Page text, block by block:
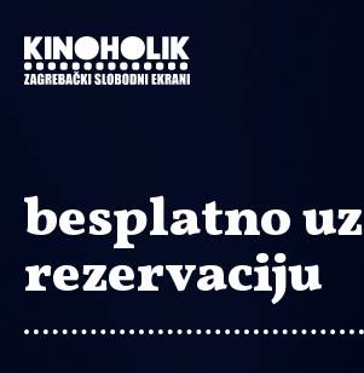
glavni
sadržaj
besplatno uz
rezervaciju